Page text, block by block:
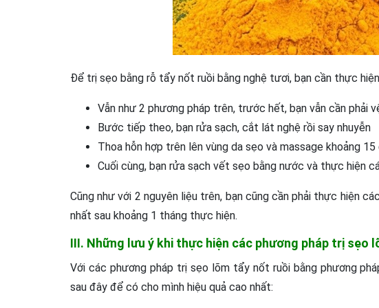
Để trị sẹo bằng rỗ tẩy nốt ruồi bằng nghệ tươi, bạn cần thực
Vẫn như 2 phương pháp trên, trước hết, bạn vẫn cần phải
Bước tiếp theo, bạn rửa sạch, cắt lát nghệ rồi say nhuyễn
Thoa hỗn hợp trên lên vùng da sẹo và massage khoảng
Cuối cùng, bạn rửa sạch vết sẹo bằng nước và thực hiện
Cũng như với 2 nguyên liệu trên, bạn cũng cần phải thực hiện
nhất sau khoảng 1 tháng thực hiện.
III. Những lưu ý khi thực hiện các phương pháp trị sẹo
Với các phương pháp trị sẹo lõm tẩy nốt ruồi bằng phương
sau đây để có cho mình hiệu quả cao nhất: